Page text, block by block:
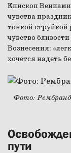
Епископ
чувства
тонкой
чувство
Вознесения:
хочется надеть
Фото:
пути